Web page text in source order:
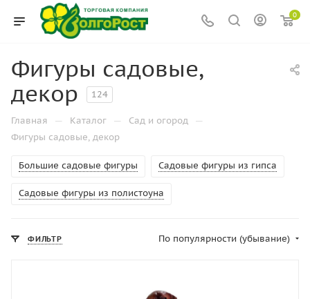
0
Фигуры садовые,
декор
124
Главная — Каталог — Сад и огород —
Фигуры садовые, декор
Большие садовые фигуры Садовые фигуры из гипса
Садовые фигуры из полистоуна
ФИЛЬТР По популярности (убывание)